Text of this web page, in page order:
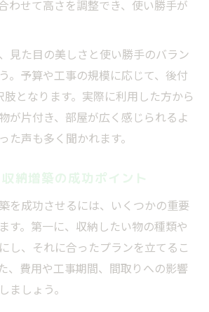
わせて高さを調整でき、使い勝手が
見た目の美しさと使い勝手のバラン
。予算や工事の規模に応じて、後付
肢となります。実際に利用した方から
が片付き、部屋が広く感じられるよ
た声も多く聞かれます。
納増築の成功ポイント
を成功させるには、いくつかの重要
す。第一に、収納したい物の種類や
し、それに合ったプランを立てるこ
、費用や工事期間、間取りへの影響
ましょう。